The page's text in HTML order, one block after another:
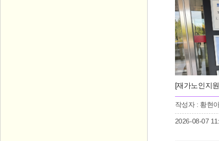
작성자 : 황현
2026-08-07